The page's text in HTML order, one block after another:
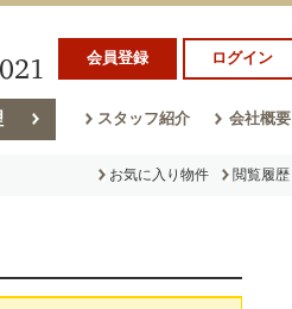
会員登録 ログイン
スタッフ紹介 会社概要
お気に入り物件 閲覧履歴